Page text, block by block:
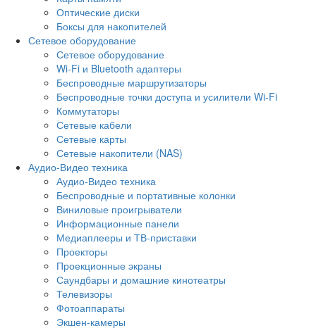
Оптические диски
Боксы для накопителей
Сетевое оборудование
Сетевое оборудование
Wi-Fi и Bluetooth адаптеры
Беспроводные маршрутизаторы
Беспроводные точки доступа и усилители Wi-Fi
Коммутаторы
Сетевые кабели
Сетевые карты
Сетевые накопители (NAS)
Аудио-Видео техника
Аудио-Видео техника
Беспроводные и портативные колонки
Виниловые проигрыватели
Информационные панели
Медиаплееры и ТВ-приставки
Проекторы
Проекционные экраны
Саундбары и домашние кинотеатры
Телевизоры
Фотоаппараты
Экшен-камеры